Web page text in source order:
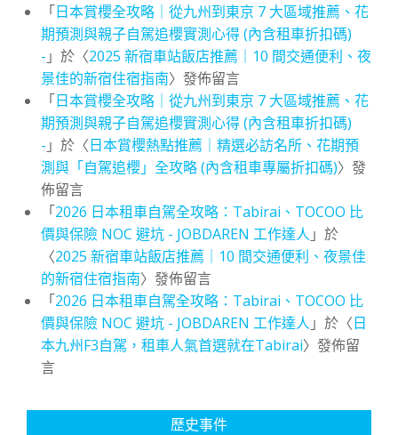
「日本賞櫻全攻略｜從九州到東京 7 大區域推薦、花
期預測與親子自駕追櫻實測心得 (內含租車折扣碼)
- 」於〈2025 新宿車站飯店推薦｜10 間交通便利、夜
景佳的新宿住宿指南〉發佈留言
「日本賞櫻全攻略｜從九州到東京 7 大區域推薦、花
期預測與親子自駕追櫻實測心得 (內含租車折扣碼)
- 」於〈日本賞櫻熱點推薦｜精選必訪名所、花期預
測與「自駕追櫻」全攻略 (內含租車專屬折扣碼)〉發
佈留言
「2026 日本租車自駕全攻略：Tabirai、TOCOO 比
價與保險 NOC 避坑 - JOBDAREN 工作達人 」於
〈2025 新宿車站飯店推薦｜10 間交通便利、夜景佳
的新宿住宿指南〉發佈留言
「2026 日本租車自駕全攻略：Tabirai、TOCOO 比
價與保險 NOC 避坑 - JOBDAREN 工作達人 」於〈日
本九州F3自駕，租車人氣首選就在Tabirai〉發佈留
言
歷史事件